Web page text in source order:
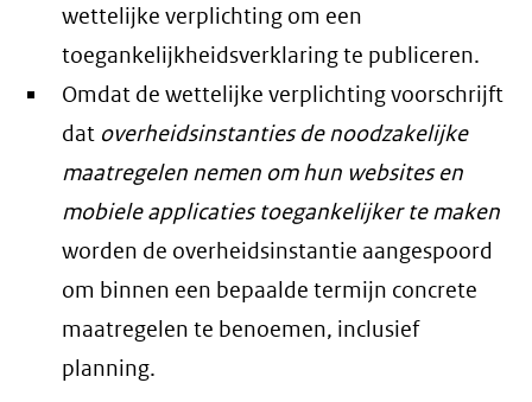
wettelijke verplichting om een
toegankelijkheidsverklaring te publiceren.
Omdat de wettelijke verplichting voorschrijft
dat overheidsinstanties de noodzakelijke
maatregelen nemen om hun websites en
mobiele applicaties toegankelijker te maken
worden de overheidsinstantie aangespoord
om binnen een bepaalde termijn concrete
maatregelen te benoemen, inclusief
planning.